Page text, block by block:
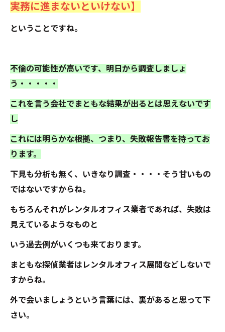
実務に進まないといけない】
ということですね。
不倫の可能性が高いです、明日から調査しましょ
う・・・・・
これを言う会社でまともな結果が出るとは思えないです
し
これには明らかな根拠、つまり、失敗報告書を持ってお
ります。
下見も分析も無く、いきなり調査・・・・そう甘いもの
ではないですからね。
もちろんそれがレンタルオフィス業者であれば、失敗は
見えているようなものと
いう過去例がいくつも来ております。
まともな探偵業者はレンタルオフィス展開などしないで
すからね。
外で会いましょうという言葉には、裏があると思って下
さい。